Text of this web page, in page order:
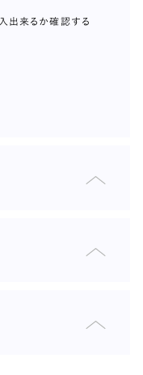
出来るか確認する
グレー/グレー(スチ